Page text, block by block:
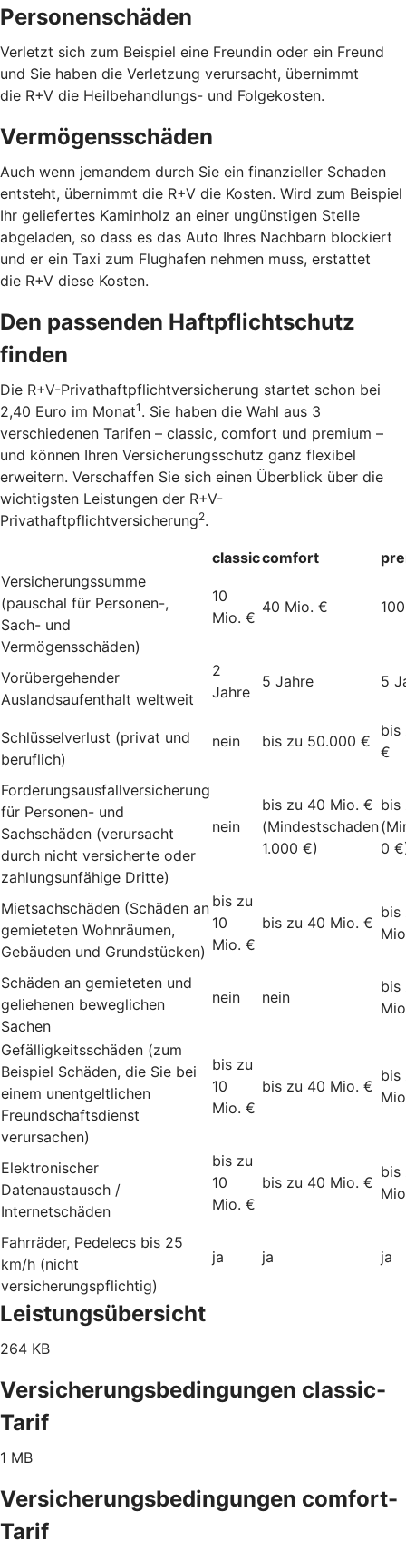
Personenschäden
Verletzt sich zum Beispiel eine Freundin oder ein Freund
und Sie haben die Verletzung verursacht, übernimmt
die R+V die Heilbehandlungs- und Folgekosten.
Vermögensschäden
Auch wenn jemandem durch Sie ein finanzieller Schaden
entsteht, übernimmt die R+V die Kosten. Wird zum Beispiel
Ihr geliefertes Kaminholz an einer ungünstigen Stelle
abgeladen, so dass es das Auto Ihres Nachbarn blockiert
und er ein Taxi zum Flughafen nehmen muss, erstattet
die R+V diese Kosten.
Den passenden Haftpflichtschutz
finden
Die R+V-Privathaftpflichtversicherung startet schon bei
2,40 Euro im Monat1 . Sie haben die Wahl aus 3
verschiedenen Tarifen – classic, comfort und premium –
und können Ihren Versicherungsschutz ganz flexibel
erweitern. Verschaffen Sie sich einen Überblick über die
wichtigsten Leistungen der R+V-
Privathaftpflichtversicherung2.
classiccomfort
Versicherungssumme
(pauschal für Personen-,
Sach- und
Vermögensschäden)
10
Mio. €
40 Mio. €
Vorübergehender
Auslandsaufenthalt weltweit
2
Jahre
5 Jahre 5
Schlüsselverlust (privat und
beruflich)
nein bis zu 50.000 €
bis
€
Forderungsausfallversicherung
für Personen- und
Sachschäden (verursacht
durch nicht versicherte oder
zahlungsunfähige Dritte)
nein
bis zu 40 Mio. €
(Mindestschaden
1.000 €)
bis
0
Mietsachschäden (Schäden an
gemieteten Wohnräumen,
Gebäuden und Grundstücken)
bis zu
10
Mio. €
bis zu 40 Mio. €
bis
Schäden an gemieteten und
geliehenen beweglichen
Sachen
nein nein
bis
Gefälligkeitsschäden (zum
Beispiel Schäden, die Sie bei
einem unentgeltlichen
Freundschaftsdienst
verursachen)
bis zu
10
Mio. €
bis zu 40 Mio. €
bis
Elektronischer
Datenaustausch /
Internetschäden
bis zu
10
Mio. €
bis zu 40 Mio. €
bis
Fahrräder, Pedelecs bis 25
km/h (nicht
versicherungspflichtig)
ja ja ja
Leistungsübersicht
264 KB
Versicherungsbedingungen classic-
Tarif
1 MB
Versicherungsbedingungen comfort-
Tarif